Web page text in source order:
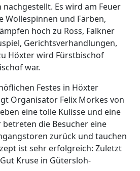
Es wird am Feuer
Wollespinnen und Färben,
hoch zu Ross, Falkner
Gerichtsverhandlungen,
Höxter wird Fürstbischof
war.
Festes in Höxter
Organisator Felix Morkes von
eine tolle Kulisse und eine
betreten die Besucher eine
zurück und tauchen
ist sehr erfolgreich: Zuletzt
Kruse in Gütersloh-